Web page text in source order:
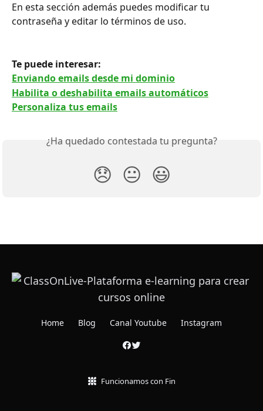
En esta sección además puedes modificar tu
contraseña y editar lo términos de uso.
Te puede interesar:
Enviando emails desde mi dominio
Habilita o deshabilita emails automáticos
Personaliza tus emails
¿Ha quedado contestada tu pregunta?
😞 😐 😃
Home Blog Canal Youtube Instagram
Funcionamos con Fin